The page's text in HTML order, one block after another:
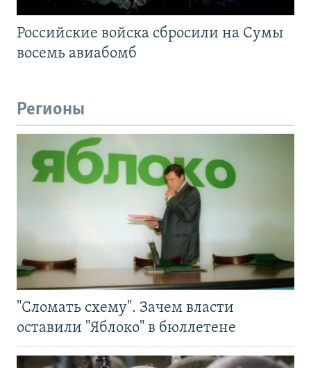
Российские войска сбросили на Сумы
восемь авиабомб
Регионы
"Сломать схему". Зачем власти
оставили "Яблоко" в бюллетене